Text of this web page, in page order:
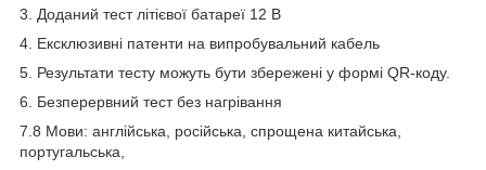
3. Доданий тест літієвої батареї 12 В
4. Ексклюзивні патенти на випробувальний кабель
5. Результати тесту можуть бути збережені у формі QR-коду.
6. Безперервний тест без нагрівання
7.8 Мови: англійська, російська, спрощена китайська,
португальська,